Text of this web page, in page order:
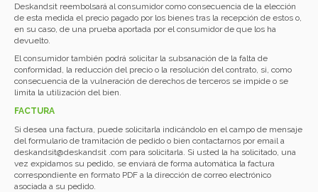
Deskandsit reembolsará al consumidor como consecuencia de la elección
de esta medida el precio pagado por los bienes tras la recepción de estos o,
en su caso, de una prueba aportada por el consumidor de que los ha
devuelto.
El consumidor también podrá solicitar la subsanación de la falta de
conformidad, la reducción del precio o la resolución del contrato, si, como
consecuencia de la vulneración de derechos de terceros se impide o se
limita la utilización del bien.
FACTURA
Si desea una factura, puede solicitarla indicándolo en el campo de mensaje
del formulario de tramitación de pedido o bien contactarnos por email a
deskandsit@deskandsit .com para solicitarla. Si usted la ha solicitado, una
vez expidamos su pedido, se enviará de forma automática la factura
correspondiente en formato PDF a la dirección de correo electrónico
asociada a su pedido.